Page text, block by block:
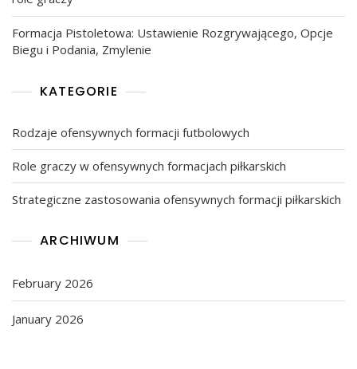
Formacja Pistoletowa: Ustawienie Rozgrywającego, Opcje
Biegu i Podania, Zmylenie
KATEGORIE
Rodzaje ofensywnych formacji futbolowych
Role graczy w ofensywnych formacjach piłkarskich
Strategiczne zastosowania ofensywnych formacji piłkarskich
ARCHIWUM
February 2026
January 2026